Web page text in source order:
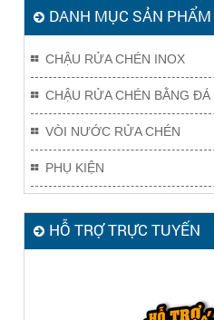
DANH MỤC SẢN PHẨM
CHẬU RỬA CHÉN INOX
CHẬU RỬA CHÉN BẰNG ĐÁ
VÒI NƯỚC RỬA CHÉN
PHỤ KIỆN
HỖ TRỢ TRỰC TUYẾN